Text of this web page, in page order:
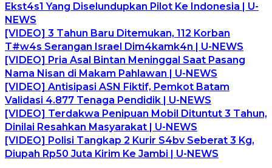
Ekst4s1 Yang Diselundupkan Pilot Ke Indonesia | U-
NEWS
[VIDEO] 3 Tahun Baru Ditemukan, 112 Korban
T#w4s Serangan Israel Dim4kamk4n | U-NEWS
[VIDEO] Pria Asal Bintan Meninggal Saat Pasang
Nama Nisan di Makam Pahlawan | U-NEWS
[VIDEO] Antisipasi ASN Fiktif, Pemkot Batam
Validasi 4.877 Tenaga Pendidik | U-NEWS
[VIDEO] Terdakwa Penipuan Mobil Dituntut 3 Tahun,
Dinilai Resahkan Masyarakat | U-NEWS
[VIDEO] Polisi Tangkap 2 Kurir S4bv Seberat 3 Kg,
Diupah Rp50 Juta Kirim Ke Jambi | U-NEWS